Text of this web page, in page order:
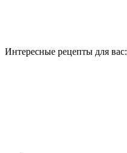
Интересные рецепты для вас: